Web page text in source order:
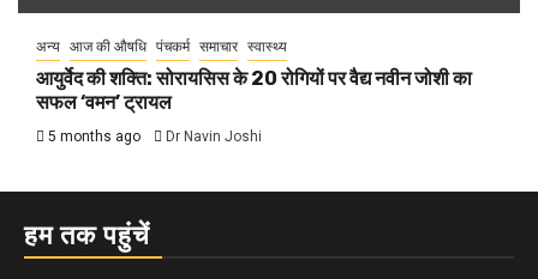
अन्य आज की औषधि पंचकर्म समाचार स्वास्थ्य
आयुर्वेद की शक्ति: सोरायसिस के 20 रोगियों पर वैद्य नवीन जोशी का
सफल ‘वमन’ ट्रायल
5 months ago Dr Navin Joshi
हम तक पहुंचें